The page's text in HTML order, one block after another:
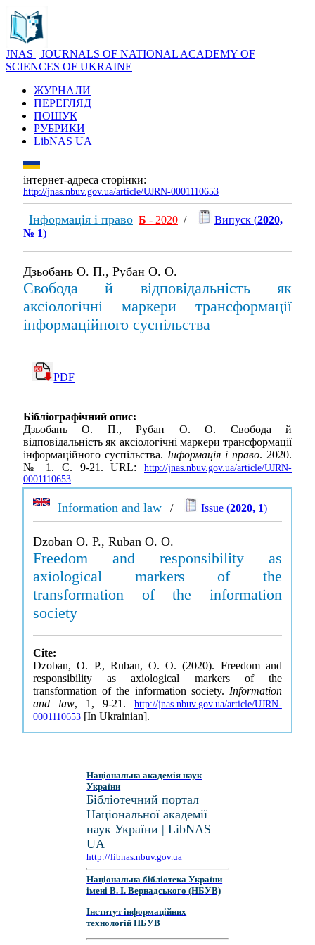
JNAS | JOURNALS OF NATIONAL ACADEMY OF
SCIENCES OF UKRAINE
ЖУРНАЛИ
ПЕРЕГЛЯД
ПОШУК
РУБРИКИ
LibNAS UA
інтернет-адреса сторінки:
http://jnas.nbuv.gov.ua/article/UJRN-0001110653
Інформація і право Б - 2020 / Випуск (2020,
№ 1)
Дзьобань О. П., Рубан О. О.
Свобода й відповідальність як
аксіологічні маркери трансформації
інформаційного суспільства
PDF
Бібліографічний опис:
Дзьобань О. П., Рубан О. О. Свобода й
відповідальність як аксіологічні маркери трансформації
інформаційного суспільства. Інформація і право. 2020.
№ 1. С. 9-21. URL: http://jnas.nbuv.gov.ua/article/UJRN-
0001110653
Information and law / Issue (2020, 1)
Dzoban O. P., Ruban O. O.
Freedom and responsibility as
axiological markers of the
transformation of the information
society
Cite:
Dzoban, O. P., Ruban, O. O. (2020). Freedom and
responsibility as axiological markers of the
transformation of the information society. Information
and law, 1, 9-21. http://jnas.nbuv.gov.ua/article/UJRN-
0001110653 [In Ukrainian].
Національна академія наук
України
Бібліотечний портал
Національної академії
наук України | LibNAS
UA
http://libnas.nbuv.gov.ua
Національна бібліотека України
імені В. І. Вернадського (НБУВ)
Інститут інформаційних
технологій НБУВ